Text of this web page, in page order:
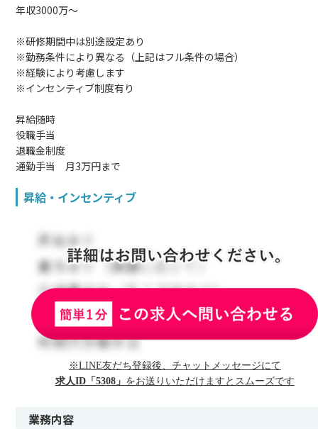
年収3000万〜
※研修期間中は別途設定あり
※勤務条件により異なる（上記はフル条件の場合）
※経験により考慮します
※インセンティブ制度有り
昇給随時
役職手当
退職金制度
通勤手当 月3万円まで
昇給・インセンティブ
※LINE友だち登録後、チャットメッセージにて
求人ID「5308」 をお送りいただけますとスムーズです
業務内容